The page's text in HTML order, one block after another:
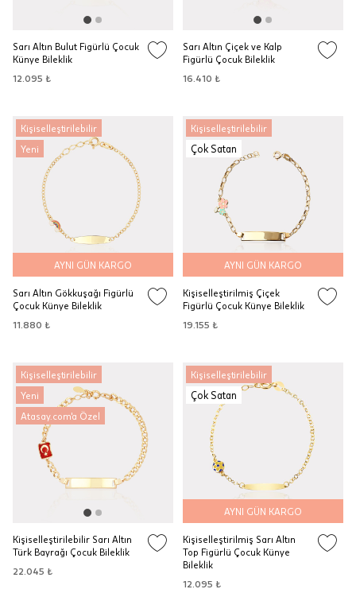
Sarı Altın Bulut Figürlü Çocuk
Künye Bileklik
12.095 ₺
Sarı Altın Çiçek ve Kalp
Figürlü Çocuk Bileklik
16.410 ₺
Kişiselleştirilebilir
Yeni
AYNI GÜN KARGO
Sarı Altın Gökkuşağı Figürlü
Çocuk Künye Bileklik
11.880 ₺
Kişiselleştirilebilir
Çok Satan
AYNI GÜN KARGO
Kişiselleştirilmiş Çiçek
Figürlü Çocuk Künye Bileklik
19.155 ₺
Kişiselleştirilebilir
Yeni
Atasay.com'a Özel
Kişiselleştirilebilir Sarı Altın
Türk Bayrağı Çocuk Bileklik
22.045 ₺
Kişiselleştirilebilir
Çok Satan
AYNI GÜN KARGO
Kişiselleştirilmiş Sarı Altın
Top Figürlü Çocuk Künye
Bileklik
12.095 ₺